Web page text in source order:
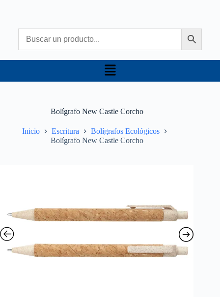
Bolígrafo New Castle Corcho
Inicio Escritura
Bolígrafos Ecológicos
Bolígrafo New Castle Corcho